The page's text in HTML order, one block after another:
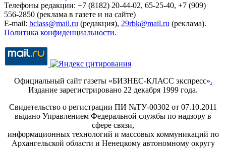
Телефоны редакции: +7 (8182) 20-44-02, 65-25-40, +7 (909)
556-2850 (реклама в газете и на сайте)
E-mail: bclass@mail.ru (редакция), 29rbk@mail.ru (реклама).
Политика конфиденциальности.
Официальный сайт газеты «БИЗНЕС-КЛАСС экспресс».
Издание зарегистрировано 22 декабря 1999 года.
Свидетельство о регистрации ПИ №ТУ-00302 от 07.10.2011
выдано Управлением Федеральной службы по надзору в
сфере связи,
информационных технологий и массовых коммуникаций по
Архангельской области и Ненецкому автономному округу